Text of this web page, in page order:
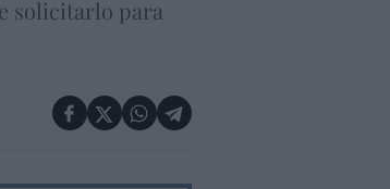
solicitarlo para